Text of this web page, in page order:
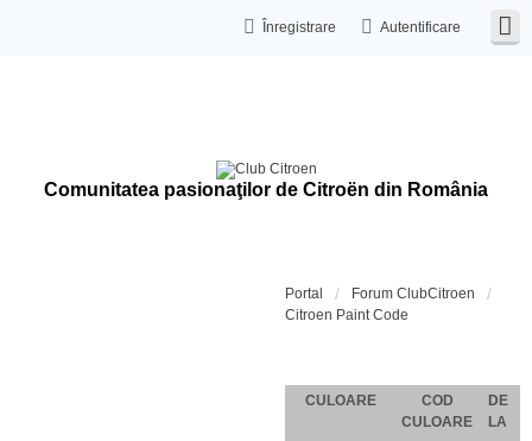
Autentificare
Înregistrare
Comunitatea pasionaţilor de Citroën din România
Portal
Forum ClubCitroen
Citroen Paint Code
CULOARE
COD
CULOARE
DE
LA